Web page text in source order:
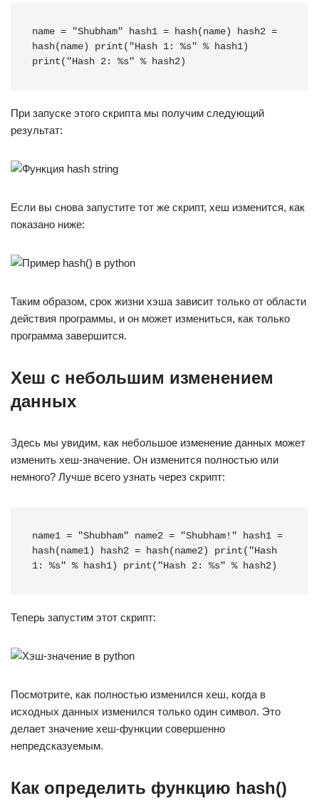
name = "Shubham" hash1 = hash(name) hash2 =
hash(name) print("Hash 1: %s" % hash1)
print("Hash 2: %s" % hash2)
При запуске этого скрипта мы получим следующий
результат:
Если вы снова запустите тот же скрипт, хеш изменится, как
показано ниже:
Таким образом, срок жизни хэша зависит только от области
действия программы, и он может измениться, как только
программа завершится.
Хеш с небольшим изменением
данных
Здесь мы увидим, как небольшое изменение данных может
изменить хеш-значение. Он изменится полностью или
немного? Лучше всего узнать через скрипт:
name1 = "Shubham" name2 = "Shubham!" hash1 =
hash(name1) hash2 = hash(name2) print("Hash
1: %s" % hash1) print("Hash 2: %s" % hash2)
Теперь запустим этот скрипт:
Посмотрите, как полностью изменился хеш, когда в
исходных данных изменился только один символ. Это
делает значение хеш-функции совершенно
непредсказуемым.
Как определить функцию hash()